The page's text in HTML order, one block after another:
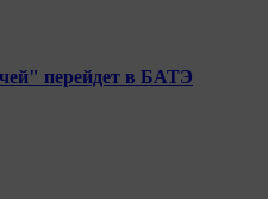
перейдет в БАТЭ